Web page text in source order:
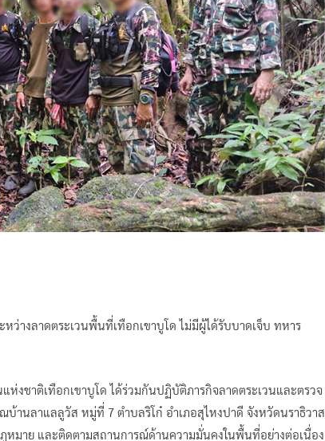
ว่างลาดตระเวนพื้นที่เทือกเขาบูโด ไม่มีผู้ได้รับบาดเจ็บ ทหาร
งชาติเทือกเขาบูโด ได้ร่วมกันปฏิบัติภารกิจลาดตระเวนและตรวจ
านลาแลลูวัส หมู่ที่ 7 ตำบลริโก๋ อำเภอสุไหงปาดี จังหวัดนราธิวาส
หมาย และติดตามสถานการณ์ด้านความมั่นคงในพื้นที่อย่างต่อเนื่อง